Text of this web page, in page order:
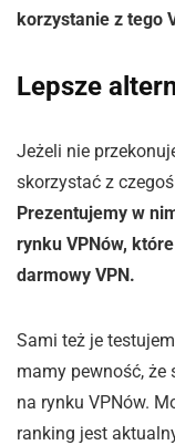
korzystanie z tego
Lepsze
Jeżeli nie
skorzystać z
Prezentujemy w
rynku VPNów,
darmowy VPN.
Sami też je
mamy pewność, że
na rynku VPNów.
ranking jest